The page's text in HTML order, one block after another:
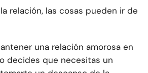
relación, las cosas pueden ir de
una relación amorosa en
decides que necesitas un